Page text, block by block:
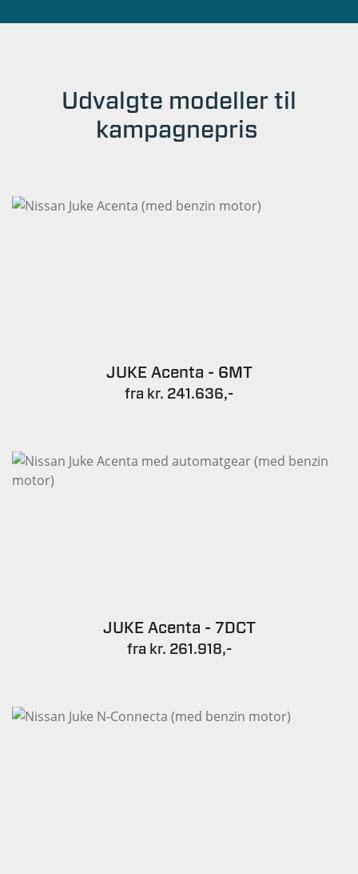
Udvalgte modeller til
kampagnepris
JUKE Acenta - 6MT
fra kr. 241.636,-
JUKE Acenta - 7DCT
fra kr. 261.918,-